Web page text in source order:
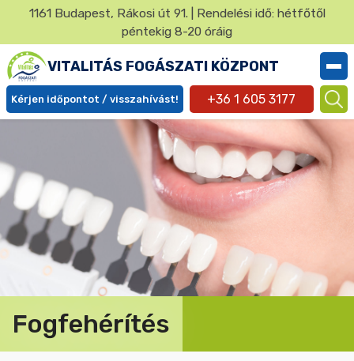
Ugrás
tartalomra
1161 Budapest, Rákosi út 91. | Rendelési idő: hétfőtől
péntekig 8-20 óráig
VITALITÁS FOGÁSZATI KÖZPONT
+36 1 605 3177
menü
Kérjen időpontot / visszahívást!
Fogfehérítés
✕